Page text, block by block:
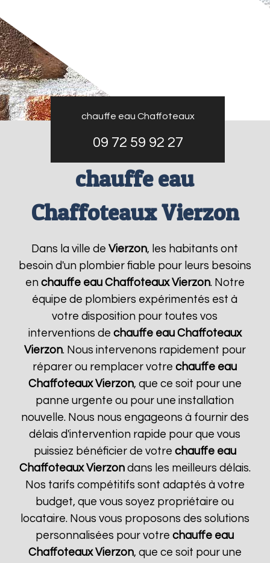
chauffe eau Chaffoteaux
09 72 59 92 27
chauffe eau
Chaffoteaux Vierzon
Dans la ville deVierzon, les habitants ont
besoin d'un plombier fiable pour leurs besoins
en chauffe eau Chaffoteaux Vierzon. Notre
équipe de plombiers expérimentés est à
votre disposition pour toutes vos
interventions de chauffe eau Chaffoteaux
Vierzon. Nous intervenons rapidement pour
réparer ou remplacer votrechauffe eau
Chaffoteaux Vierzon, que ce soit pour une
panne urgente ou pour une installation
nouvelle. Nous nous engageons à fournir des
délais d'intervention rapide pour que vous
puissiez bénéficier de votre chauffe eau
Chaffoteaux Vierzondans les meilleurs délais.
Nos tarifs compétitifs sont adaptés à votre
budget, que vous soyez propriétaire ou
locataire. Nous vous proposons des solutions
personnalisées pour votrechauffe eau
Chaffoteaux Vierzon, que ce soit pour une